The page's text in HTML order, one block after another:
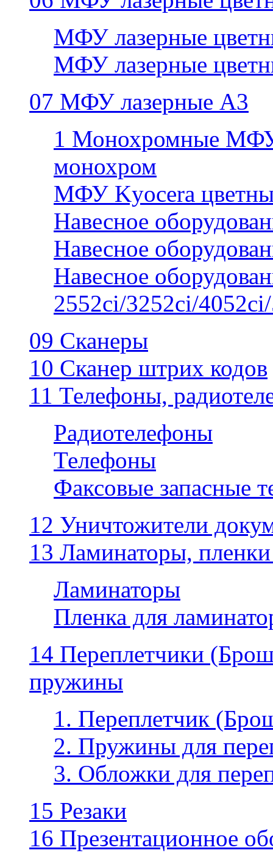
МФУ лазерные
МФУ лазерные
07 МФУ лазерные А3
1 Монохромные
монохром
МФУ Kyocera
Навесное
Навесное
Навесное
2552ci/3252ci/
09 Сканеры
10 Сканер штрих кодов
11 Телефоны,
Радиотелефоны
Телефоны
Факсовые запасные
12 Уничтожители
13 Ламинаторы,
Ламинаторы
Пленка для
14 Переплетчики
пружины
1. Переплетчик
2. Пружины для
3. Обложки для
15 Резаки
16 Презентационное